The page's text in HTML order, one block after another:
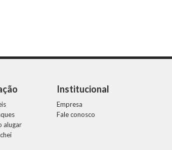
alugar
Institucional
Empresa
Fale conosco